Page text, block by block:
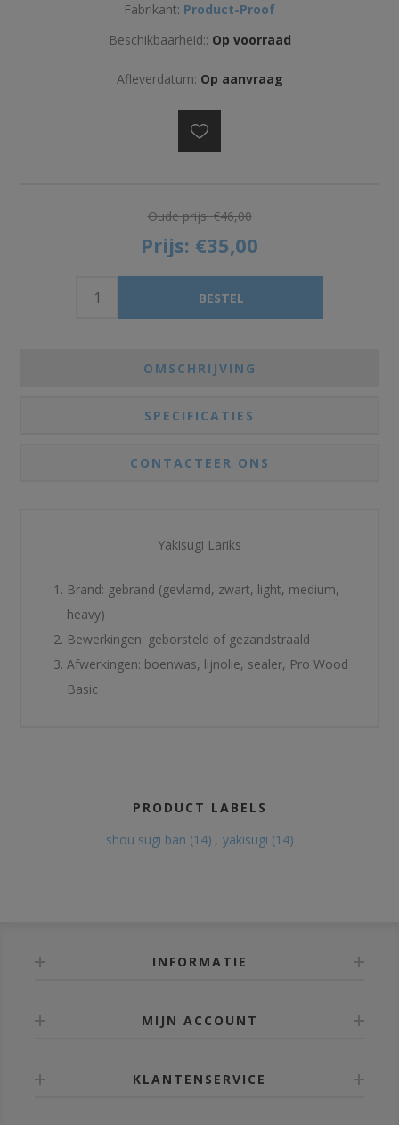
Fabrikant: Product-Proof
Beschikbaarheid:: Op voorraad
Afleverdatum: Op aanvraag
Oude prijs: €46,00
Prijs: €35,00
OMSCHRIJVING
SPECIFICATIES
CONTACTEER ONS
Yakisugi Lariks
Brand: gebrand (gevlamd, zwart, light, medium,
heavy)
Bewerkingen: geborsteld of gezandstraald
Afwerkingen: boenwas, lijnolie, sealer, Pro Wood
Basic
PRODUCT LABELS
shou sugi ban (14) , yakisugi (14)
INFORMATIE
MIJN ACCOUNT
KLANTENSERVICE